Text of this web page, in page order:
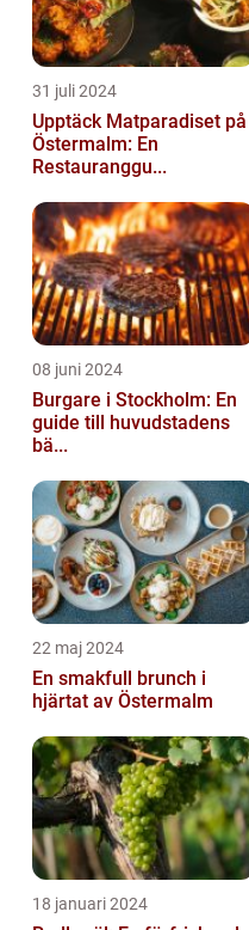
31 juli 2024
Upptäck Matparadiset på
Östermalm: En
Restauranggu...
08 juni 2024
Burgare i Stockholm: En
guide till huvudstadens
bä...
22 maj 2024
En smakfull brunch i
hjärtat av Östermalm
18 januari 2024